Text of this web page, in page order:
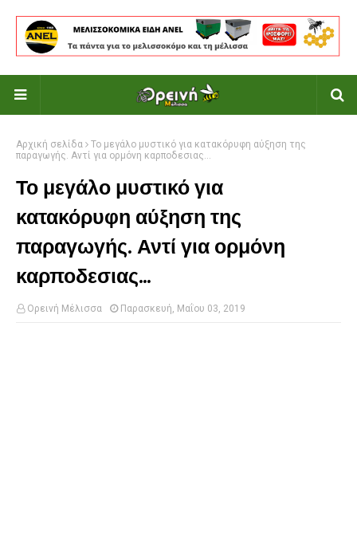
Αρχική σελίδα
Το μεγάλο μυστικό για κατακόρυφη αύξηση της
παραγωγής. Αντί για ορμόνη καρποδεσιας...
Το μεγάλο μυστικό για
κατακόρυφη αύξηση της
παραγωγής. Αντί για ορμόνη
καρποδεσιας...
Ορεινή Μέλισσα Παρασκευή, Μαΐου 03, 2019